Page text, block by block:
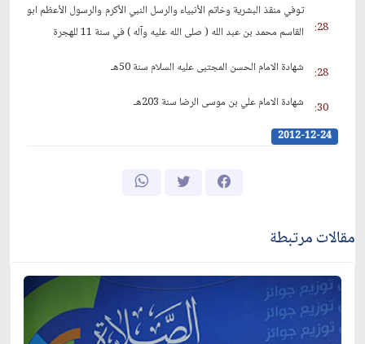
توفي منقذ البشرية وخاتم الأنبياء والرسل النبي الأكرم والرسول الأعظم ابو
القاسم محمد بن عبد الله ( صلى الله عليه وآله ) في سنة 11 للهجرة
28:
شهادة الامام الحسن المجتبى عليه السلام سنة 50هـ
28:
شهادة الامام علي بن موسى الرضا سنة 203هـ
30:
2012-12-24
مقالات مرتبطة